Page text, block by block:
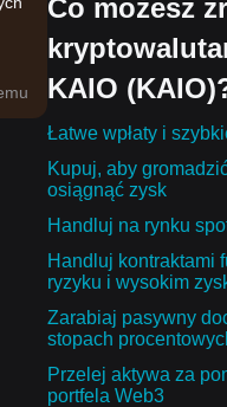
Co możesz
KAIO
Łatwe wpłaty i
Kupuj, aby
osiągnąć zysk
Handluj na rynku
Handluj kontraktami
ryzyku i wysokim
Zarabiaj pasywny
stopach
Przelej aktywa za
portfela Web3